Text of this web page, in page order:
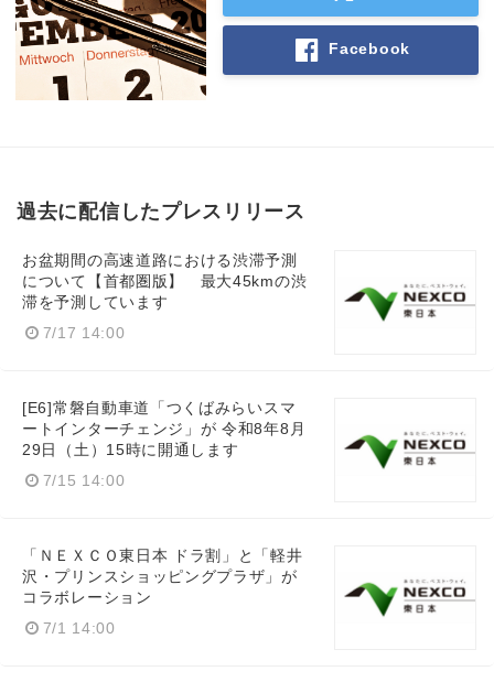
Facebook
過去に配信したプレスリリース
お盆期間の高速道路における渋滞予測
について【首都圏版】 最大45kmの渋
滞を予測しています
7/17 14:00
[E6]常磐自動車道「つくばみらいスマ
ートインターチェンジ」が 令和8年8月
29日（土）15時に開通します
7/15 14:00
「ＮＥＸＣＯ東日本 ドラ割」と「軽井
沢・プリンスショッピングプラザ」が
コラボレーション
7/1 14:00
English